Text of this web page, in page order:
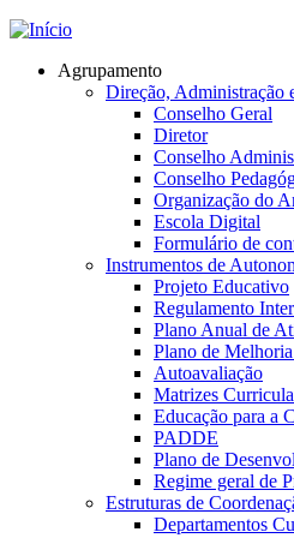
Jump to navigation
Agrupamento
Direção, Administração
Conselho Geral
Diretor
Conselho
Conselho
Organização do
Escola Digital
Formulário de
Instrumentos de
Projeto Educativo
Regulamento
Plano Anual de
Plano de
Autoavaliação
Matrizes
Educação para a
PADDE
Plano de
Regime geral de
Estruturas de
Departamentos